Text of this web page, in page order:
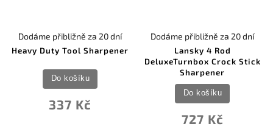
Heavy Duty Tool Sharpener
Dodáme přibližně za 20 dní
337 Kč
Do košíku
Lansky 4 Rod
DeluxeTurnbox Crock Stick
Sharpener
Dodáme přibližně za 20 dní
727 Kč
Do košíku